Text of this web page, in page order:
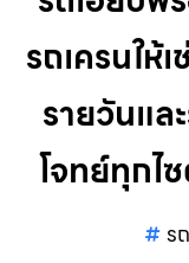
รถเครนให้
รายวันแล
โจทย์ทุกไ
ร